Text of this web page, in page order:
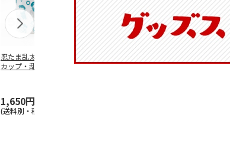
忍たま乱太郎 マグ
カップ・乱太郎・き
1,650円
(送料別・税込)
抗菌食洗機対応 ふ
わっと弁当箱 530ml
マスコット入りドリ
ンクボトル ハロー